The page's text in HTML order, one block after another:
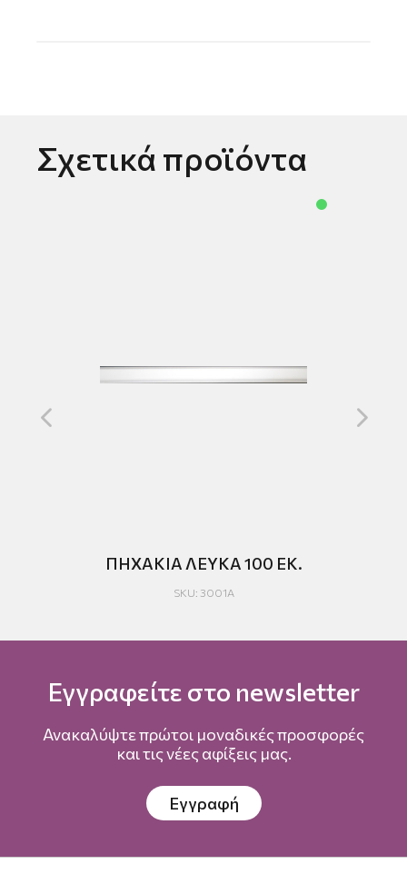
Σχετικά προϊόντα
ΠΗΧΑΚΙΑ ΛΕΥΚΑ 100 ΕΚ.
SKU: 3001Α
Εγγραφείτε στο newsletter
Ανακαλύψτε πρώτοι μοναδικές προσφορές
και τις νέες αφίξεις μας.
Εγγραφή